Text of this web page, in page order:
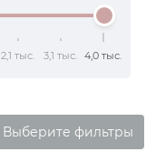
2,1 тыс. 3,1 тыс. 4,0 тыс.
Выберите фильтры